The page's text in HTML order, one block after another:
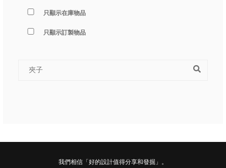
只顯示在庫物品
只顯示訂製物品
我們相信「好的設計值得分享和發掘」。